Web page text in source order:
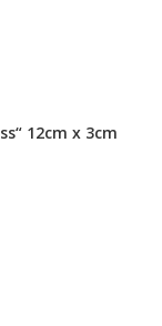
12cm x 3cm